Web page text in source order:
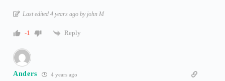
Last edited 4 years ago by john M
-1 Reply
Anders 4 years ago